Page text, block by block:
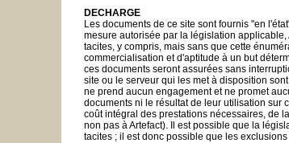
DECHARGE
Les documents de ce site sont fournis "en
mesure autorisée par la législation
tacites, y compris, mais sans que cette
commercialisation et d'aptitude à un but
ces documents seront assurées sans
site ou le serveur qui les met à disposition
ne prend aucun engagement et ne promet
documents ni le résultat de leur utilisation sur
coût intégral des prestations nécessaires, de
non pas à Artefact). Il est possible que la
tacites ; il est donc possible que les